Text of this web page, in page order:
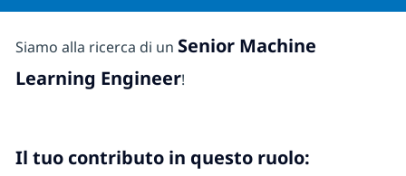
Siamo alla ricerca di un Senior Machine
Learning Engineer!
Il tuo contributo in questo ruolo: